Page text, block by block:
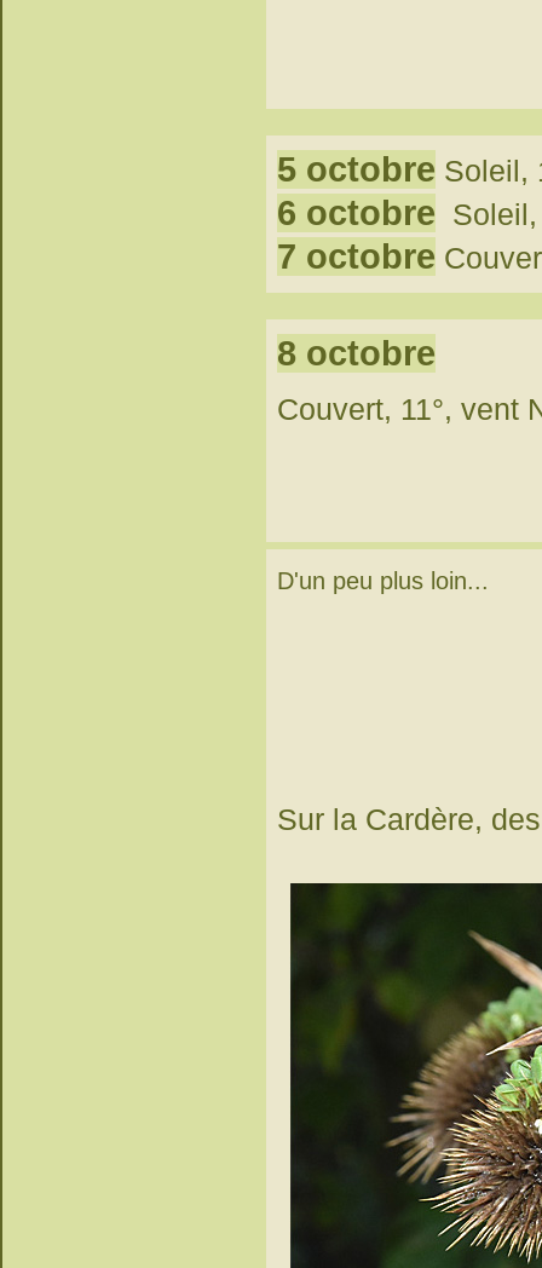
5 octobre Soleil,
6 octobre Soleil,
7 octobre
8 octobre
Couvert, 11°, vent
D'un peu plus loin...
Sur la Cardère,